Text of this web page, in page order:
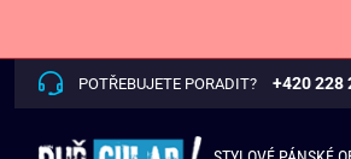
POTŘEBUJETE PORADIT? +420 228